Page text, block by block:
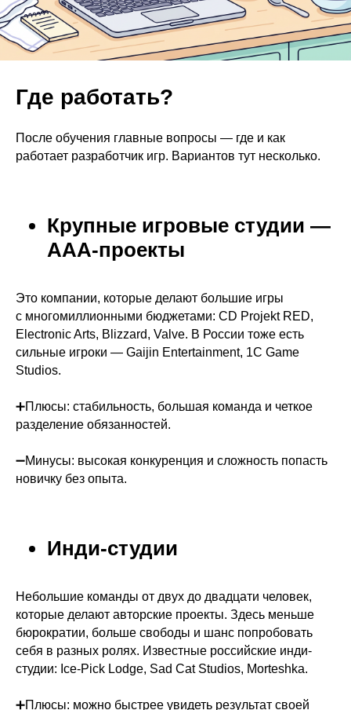
Где работать?
После обучения главные вопросы — где и как
работает разработчик игр. Вариантов тут несколько.
Крупные игровые студии —
AAA-проекты
Это компании, которые делают большие игры
с многомиллионными бюджетами: CD Projekt RED,
Electronic Arts, Blizzard, Valve. В России тоже есть
сильные игроки — Gaijin Entertainment, 1C Game
Studios.
➕Плюсы: стабильность, большая команда и четкое
разделение обязанностей.
➖Минусы: высокая конкуренция и сложность попасть
новичку без опыта.
Инди-студии
Небольшие команды от двух до двадцати человек,
которые делают авторские проекты. Здесь меньше
бюрократии, больше свободы и шанс попробовать
себя в разных ролях. Известные российские инди-
студии: Ice-Pick Lodge, Sad Cat Studios, Morteshka.
➕Плюсы: можно быстрее увидеть результат своей